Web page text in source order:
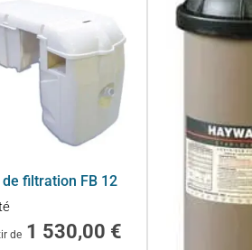
de filtration FB 12
de 1 530,00 €